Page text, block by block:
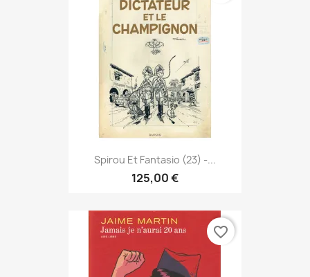
Spirou Et Fantasio (23) -...
125,00 €
favorite_border